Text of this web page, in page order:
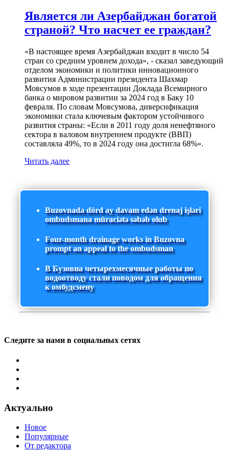
Является ли Азербайджан богатой
страной? Что насчет ее граждан?
«В настоящее время Азербайджан входит в число 54
стран со средним уровнем дохода», - сказал заведующий
отделом экономики и политики инновационного
развития Администрации президента Шахмар
Мовсумов в ходе презентации Доклада Всемирного
банка о мировом развитии за 2024 год в Баку 10
февраля. По словам Мовсумова, диверсификация
экономики стала ключевым фактором устойчивого
развития страны: «Если в 2011 году доля ненефтяного
сектора в валовом внутреннем продукте (ВВП)
составляла 49%, то в 2024 году она достигла 68%».
Читать далее
Buzovnada dörd ay davam edən drenaj işləri
ombudsmana müraciətə səbəb olub
Four-month drainage works in Buzovna
prompt an appeal to the ombudsman
В Бузовна четырехмесячные работы по
водоотводу стали поводом для обращения
к омбудсмену
Следите за нами в социальных сетях
Актуально
Новое
Популярные
От редактора